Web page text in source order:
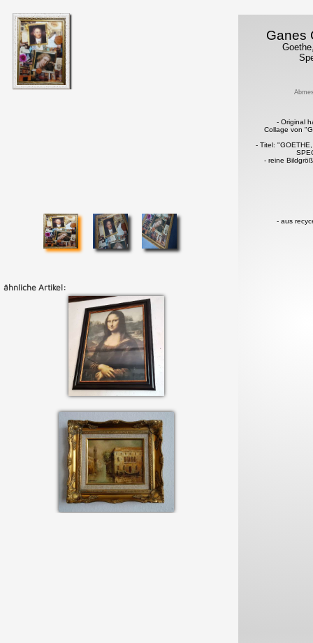
ähnliche Artikel:
Ganes
- Original
Collage von
- Titel:
- reine
- aus